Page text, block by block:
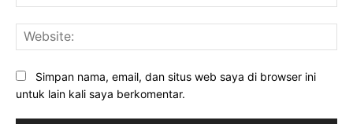
Simpan nama, email, dan situs web saya di browser ini
untuk lain kali saya berkomentar.